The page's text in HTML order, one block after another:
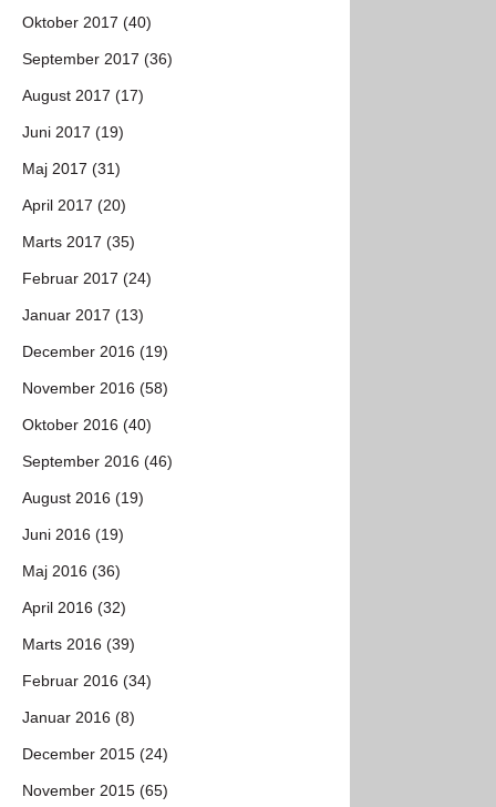
Oktober 2017 (40)
September 2017 (36)
August 2017 (17)
Juni 2017 (19)
Maj 2017 (31)
April 2017 (20)
Marts 2017 (35)
Februar 2017 (24)
Januar 2017 (13)
December 2016 (19)
November 2016 (58)
Oktober 2016 (40)
September 2016 (46)
August 2016 (19)
Juni 2016 (19)
Maj 2016 (36)
April 2016 (32)
Marts 2016 (39)
Februar 2016 (34)
Januar 2016 (8)
December 2015 (24)
November 2015 (65)